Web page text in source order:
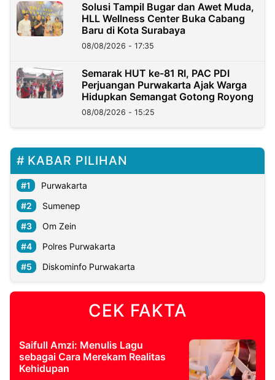
Solusi Tampil Bugar dan Awet Muda,
HLL Wellness Center Buka Cabang
Baru di Kota Surabaya
08/08/2026 - 17:35
Semarak HUT ke-81 RI, PAC PDI
Perjuangan Purwakarta Ajak Warga
Hidupkan Semangat Gotong Royong
08/08/2026 - 15:25
KABAR PILIHAN
Purwakarta
Sumenep
Om Zein
Polres Purwakarta
Diskominfo Purwakarta
CEK FAKTA
Saifull Amzi: Menulis Lagu
sebagai Cara Merekam Realitas
Kehidupan